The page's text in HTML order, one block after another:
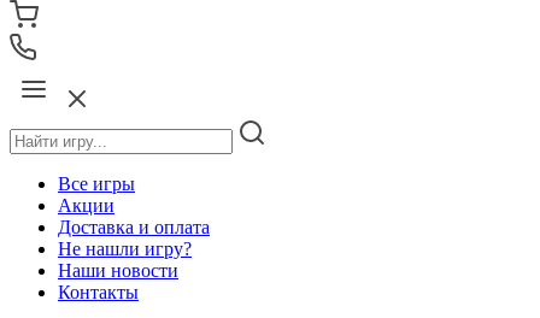
Все игры
Акции
Доставка и оплата
Не нашли игру?
Наши новости
Контакты